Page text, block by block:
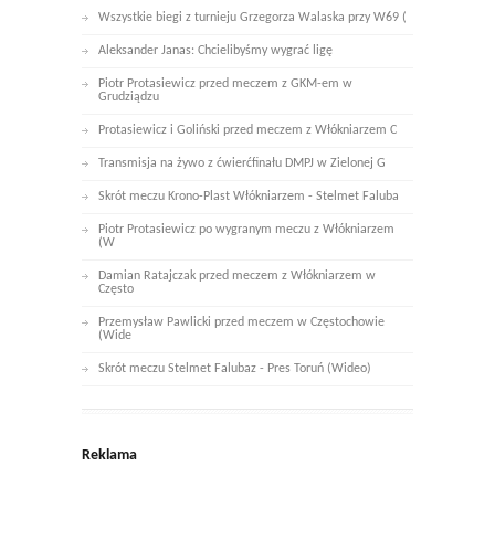
Wszystkie biegi z turnieju Grzegorza Walaska przy W69 (
Aleksander Janas: Chcielibyśmy wygrać ligę
Piotr Protasiewicz przed meczem z GKM-em w
Grudziądzu
Protasiewicz i Goliński przed meczem z Włókniarzem C
Transmisja na żywo z ćwierćfinału DMPJ w Zielonej G
Skrót meczu Krono-Plast Włókniarzem - Stelmet Faluba
Piotr Protasiewicz po wygranym meczu z Włókniarzem
(W
Damian Ratajczak przed meczem z Włókniarzem w
Często
Przemysław Pawlicki przed meczem w Częstochowie
(Wide
Skrót meczu Stelmet Falubaz - Pres Toruń (Wideo)
Reklama